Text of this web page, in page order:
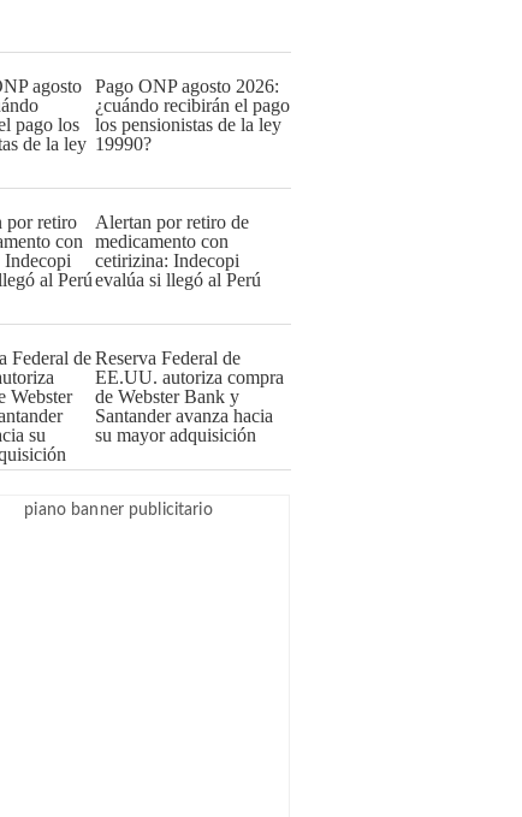
Pago ONP agosto 2026:
¿cuándo recibirán el pago
los pensionistas de la ley
19990?
Alertan por retiro de
medicamento con
cetirizina: Indecopi
evalúa si llegó al Perú
Reserva Federal de
EE.UU. autoriza compra
de Webster Bank y
Santander avanza hacia
su mayor adquisición